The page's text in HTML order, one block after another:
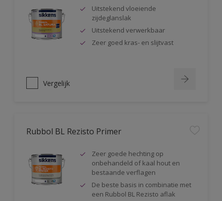
Uitstekend vloeiende
zijdeglanslak
Uitstekend verwerkbaar
Zeer goed kras- en slijtvast
Vergelijk
Rubbol BL Rezisto Primer
Zeer goede hechting op
onbehandeld of kaal hout en
bestaande verflagen
De beste basis in combinatie met
een Rubbol BL Rezisto aflak